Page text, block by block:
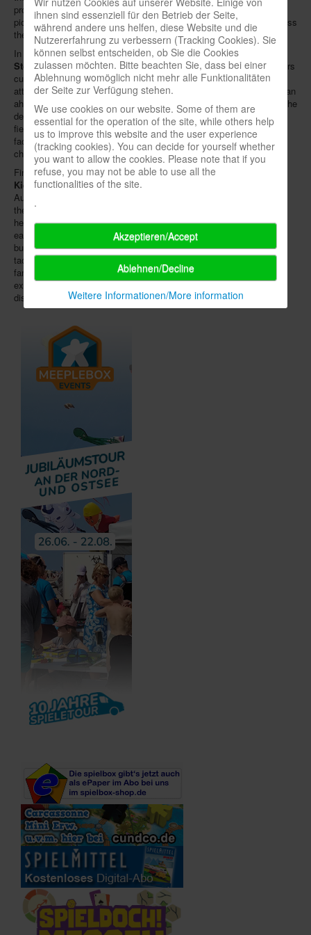
prove their mental "health". In each round, the test subject links the
pictures face-down with word cards, whereupon the teams try to guess
the word-picture pairs.
In
Juicy Fruits, the second summer release, designerChristian
Stöhrvaries a well-known sliding puzzle principle: One to four players
cultivate exotic fruits on an island to deliver them to ships and also
attract tourism companies. To do this, they need timing and must plan
ahead, because other players can snatch away industries and only the
departure of full ships frees up space for new fruit cultivation. Each
field over which a harvest tile is moved yields one fruit. A "juice
factory" module is intended to offer experienced players new
challenges.
Finally,Savannah Park, the new work by designer duo
KieslingandWolfgang Kramer
August. It takes one to four players to Africa, where they optimize
their own safari park by gathering animals into the largest possible
herds. In each round, one person decides for everyone which animal
each player should relocate. However, one should also reckon with
bush fires and provide enough food, water and tree shade. Despite
tactical planning,Savannah Parkis also meant to be suitable for
families and beginners due to its simple rules. A variant for
experienced park operators is on board as well. All three titles are
distributed by Pegasus Spiele.
ihnen sind essenziell für den Betrieb der Seite,
während andere uns helfen, diese Website und die
Nutzererfahrung zu verbessern (Tracking Cookies). Sie
können selbst entscheiden, ob Sie die Cookies
zulassen möchten. Bitte beachten Sie, dass bei einer
Ablehnung womöglich nicht mehr alle Funktionalitäten
der Seite zur Verfügung stehen.
We use cookies on our website. Some of them are
essential for the operation of the site, while others help
us to improve this website and the user experience
(tracking cookies). You can decide for yourself whether
you want to allow the cookies. Please note that if you
refuse, you may not be able to use all the
functionalities of the site.
.
Akzeptieren/Accept
Ablehnen/Decline
Weitere Informationen/More information